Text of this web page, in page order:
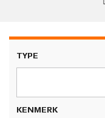
TYPE
KENMERK